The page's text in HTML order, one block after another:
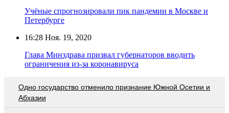
Учёные спрогнозировали пик пандемии в Москве и
Петербурге
16:28 Ноя. 19, 2020
Глава Минздрава призвал губернаторов вводить
ограничения из-за коронавируса
Одно государство отменило признание Южной Осетии и
Абхазии